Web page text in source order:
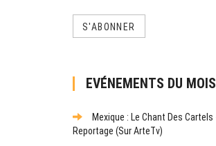
S'ABONNER
EVÉNEMENTS DU MOIS
Mexique : Le Chant Des Cartels
Reportage (sur ArteTv)